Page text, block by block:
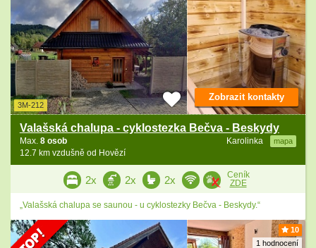
3M-212
Valašská chalupa - cyklostezka Bečva - Beskydy
Karolinka mapa
Max. 8 osob
12.7 km vzdušně od Hovězí
Zobrazit kontakty
2x 2x 2x
Ceník
ZDE
„Valašská chalupa se saunou - u cyklostezky Bečva - Beskydy.“
10
1 hodnocení